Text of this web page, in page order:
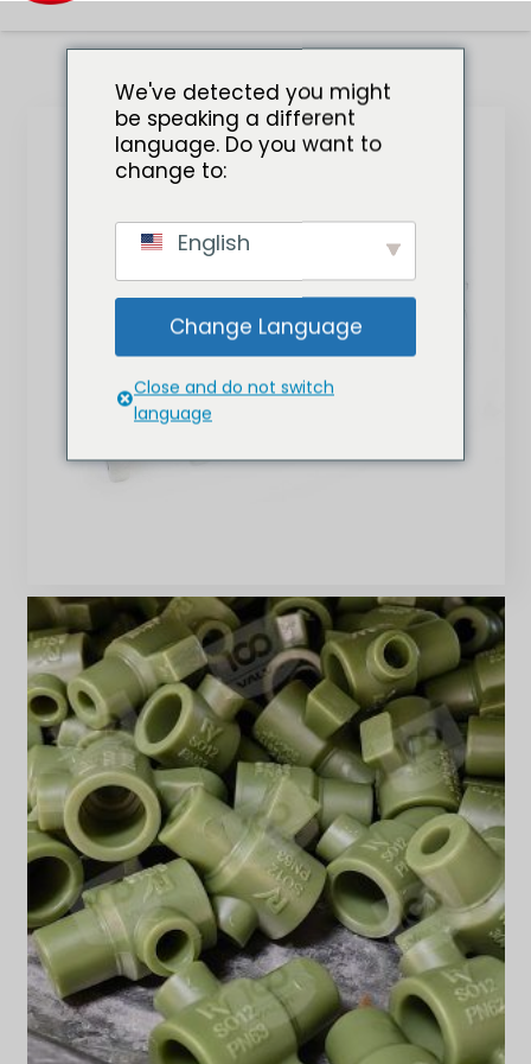
We've detected you might
be speaking a different
language. Do you want to
change to:
English
Change Language
Close and do not switch
language